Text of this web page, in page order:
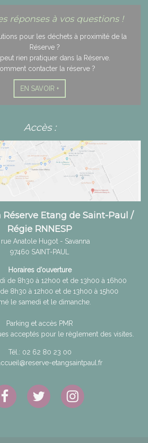
réponses à vos questions !
pour les déchets à proximité de la
Réserve ?
rien pratiquer dans la Réserve.
contacter la réserve ?
EN SAVOIR +
Accès :
Réserve Etang de Saint-Paul /
Régie RNNESP
Anatole Hugot - Savanna
97460 SAINT-PAUL
Horaires d’ouverture
de 8h30 à 12h00 et de 13h00 à 16h00
8h30 à 12h00 et de 13h00 à 15h00
le samedi et le dimanche.
Parking et accès PMR
acceptés pour le règlement des visites.
Tél.: 02 62 80 23 00
etangsaintpaul.fr